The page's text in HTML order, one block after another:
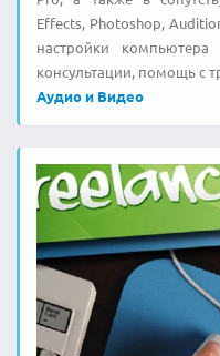
Effects, Photoshop,
настройки
консультации, помощь с
Аудио и Видео